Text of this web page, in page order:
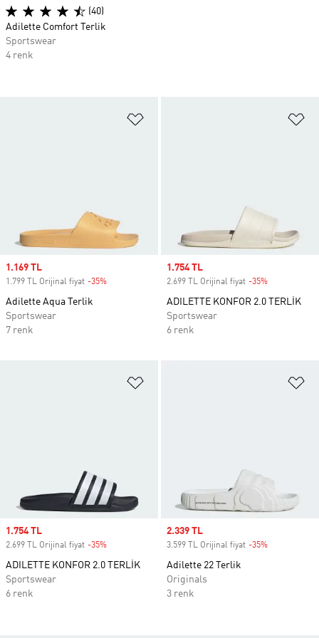
Sale price
1.169 TL
1.799 TL Orijinal fiyat -35%
Adilette Aqua Terlik
Sportswear
7 renk
Sale price
1.754 TL
2.699 TL Orijinal fiyat -35%
ADILETTE KONFOR 2.0 TERLİK
Sportswear
6 renk
Sale price
1.754 TL
2.699 TL Orijinal fiyat -35%
ADILETTE KONFOR 2.0 TERLİK
Sportswear
6 renk
Sale price
2.339 TL
3.599 TL Orijinal fiyat -35%
Adilette 22 Terlik
Originals
3 renk
(40)
Adilette Comfort Terlik
Sportswear
4 renk